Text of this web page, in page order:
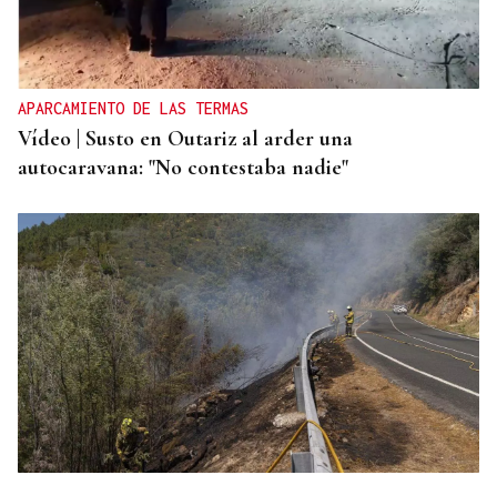
APARCAMIENTO DE LAS TERMAS
Vídeo | Susto en Outariz al arder una
autocaravana: "No contestaba nadie"